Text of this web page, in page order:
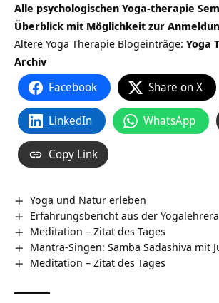
Alle psychologischen Yoga-therapie
Überblick mit Möglichkeit zur
Ältere Yoga Therapie Blogeinträge: Yoga
Archiv
Facebook Share on X
LinkedIn WhatsApp
Copy Link
Yoga und Natur erleben
Erfahrungsbericht aus der
Meditation – Zitat des Tages
Mantra-Singen: Samba Sadashiva mit
Meditation – Zitat des Tages